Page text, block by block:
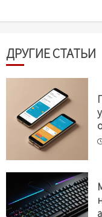
ДРУГИЕ СТАТЬИ